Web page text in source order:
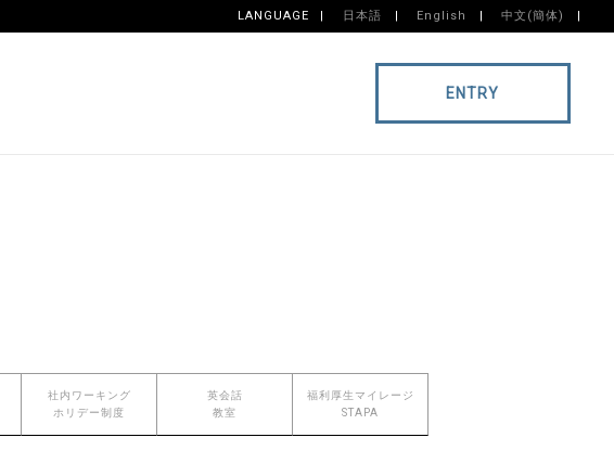
LANGUAGE 日本語 English 中文(簡体)
ENTRY
社内ワーキング
ホリデー制度
英会話
教室
福利厚生マイレージ
STAPA